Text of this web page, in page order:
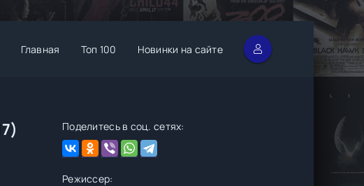
Главная Топ 100 Новинки на сайте
Поделитесь в соц. сетях:
Режиссер: